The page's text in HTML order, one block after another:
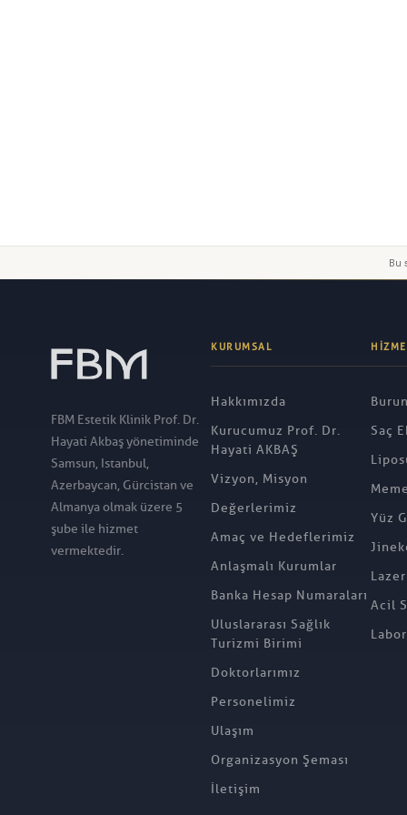
Bu
FBM Estetik Klinik Prof. Dr.
Hayati Akbaş yönetiminde
Samsun, Istanbul,
Azerbaycan, Gürcistan ve
Almanya olmak üzere 5
şube ile hizmet
vermektedir.
KURUMSAL
Hakkımızda
Kurucumuz Prof. Dr.
Hayati AKBAŞ
Vizyon, Misyon
Değerlerimiz
Amaç ve Hedeflerimiz
Anlaşmalı Kurumlar
Banka Hesap Numaraları
Uluslararası Sağlık
Turizmi Birimi
Doktorlarımız
Personelimiz
Ulaşım
Organizasyon Şeması
İletişim
Saç
Yüz
Acil